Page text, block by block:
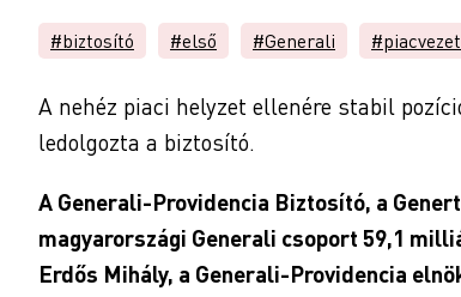
#biztosító #első #Generali
A nehéz piaci helyzet ellenére stabil
ledolgozta a biztosító.
A Generali-Providencia Biztosító, a
magyarországi Generali csoport 59,1
Erdős Mihály, a Generali-Providencia